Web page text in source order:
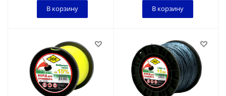
В корзину В корзину